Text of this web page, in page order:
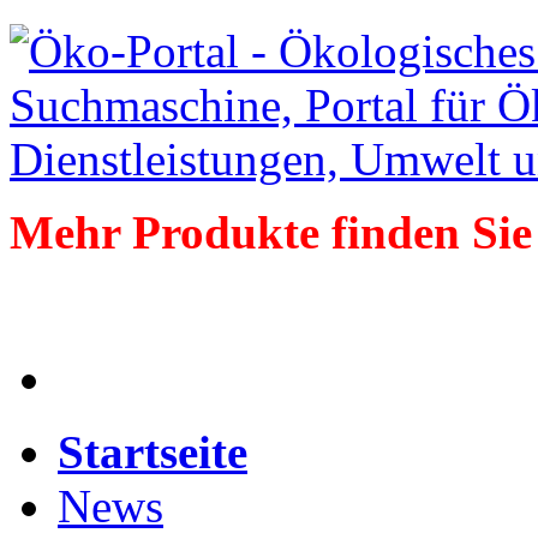
Mehr Produkte finden
Startseite
News